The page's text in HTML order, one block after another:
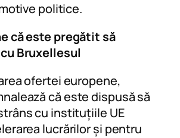
politice.
că este pregătit să
Bruxellesul
ofertei europene,
că este dispusă să
cu instituțiile UE
lucrărilor și pentru